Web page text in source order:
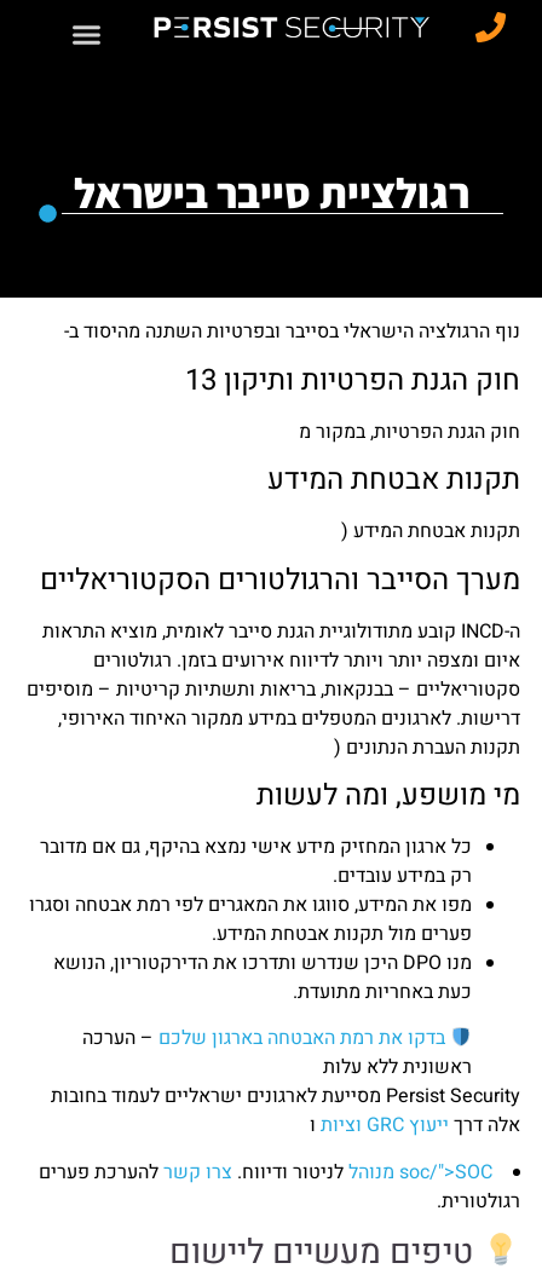
רגולציית סייבר בישראל
נוף הרגולציה הישראלי בסייבר ובפרטיות השתנה מהיסוד ב-
חוק הגנת הפרטיות ותיקון 13
חוק הגנת הפרטיות, במקור מ
תקנות אבטחת המידע
תקנות אבטחת המידע (
מערך הסייבר והרגולטורים הסקטוריאליים
ה-INCD קובע מתודולוגיית הגנת סייבר לאומית, מוציא התראות
איום ומצפה יותר ויותר לדיווח אירועים בזמן. רגולטורים
סקטוריאליים – בבנקאות, בריאות ותשתיות קריטיות – מוסיפים
דרישות. לארגונים המטפלים במידע ממקור האיחוד האירופי,
תקנות העברת הנתונים (
מי מושפע, ומה לעשות
כל ארגון המחזיק מידע אישי נמצא בהיקף, גם אם מדובר
רק במידע עובדים.
מפו את המידע, סווגו את המאגרים לפי רמת אבטחה וסגרו
פערים מול תקנות אבטחת המידע.
מנו DPO היכן שנדרש ותדרכו את הדירקטוריון, הנושא
כעת באחריות מתועדת.
בדקו את רמת האבטחה בארגון שלכם – הערכה
ראשונית ללא עלות
Persist Security מסייעת לארגונים ישראליים לעמוד בחובות
אלה דרך ייעוץ GRC וציות
ו
soc/">SOC מנוהל
לניטור ודיווח. צרו קשרלהערכת פערים
רגולטורית.
טיפים מעשיים ליישום